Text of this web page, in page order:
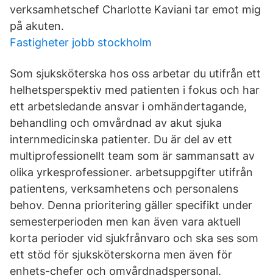
verksamhetschef Charlotte Kaviani tar emot mig
på akuten.
Fastigheter jobb stockholm
Som sjuksköterska hos oss arbetar du utifrån ett
helhetsperspektiv med patienten i fokus och har
ett arbetsledande ansvar i omhändertagande,
behandling och omvårdnad av akut sjuka
internmedicinska patienter. Du är del av ett
multiprofessionellt team som är sammansatt av
olika yrkesprofessioner. arbetsuppgifter utifrån
patientens, verksamhetens och personalens
behov. Denna prioritering gäller specifikt under
semesterperioden men kan även vara aktuell
korta perioder vid sjukfrånvaro och ska ses som
ett stöd för sjuksköterskorna men även för
enhets-chefer och omvårdnadspersonal.